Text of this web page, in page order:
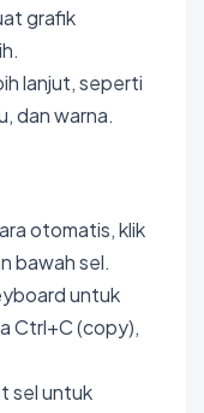
grafik
lanjut, seperti
dan warna.
otomatis, klik
bawah sel.
untuk
Ctrl+C (copy),
sel untuk